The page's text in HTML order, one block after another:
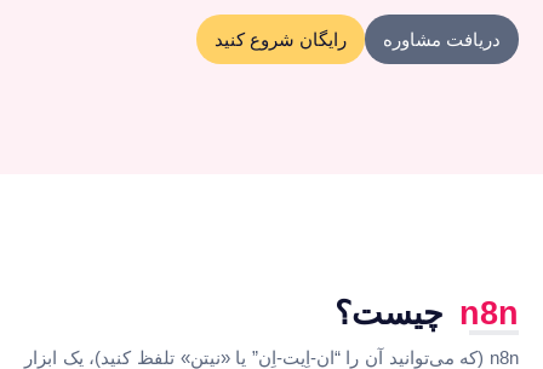
دریافت مشاوره رایگان شروع کنید
n8n چیست؟
n8n (که می‌توانید آن را “ان-اِیت-اِن” یا «نیتن» تلفظ کنید)، یک ابزار